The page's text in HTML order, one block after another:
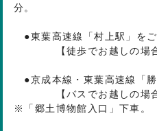
分。
●東葉高速線「村上駅」を
【徒歩でお越しの場合
●京成本線・東葉高速線「
【バスでお越しの場合】
※「郷土博物館入口」下車。
※平成30年